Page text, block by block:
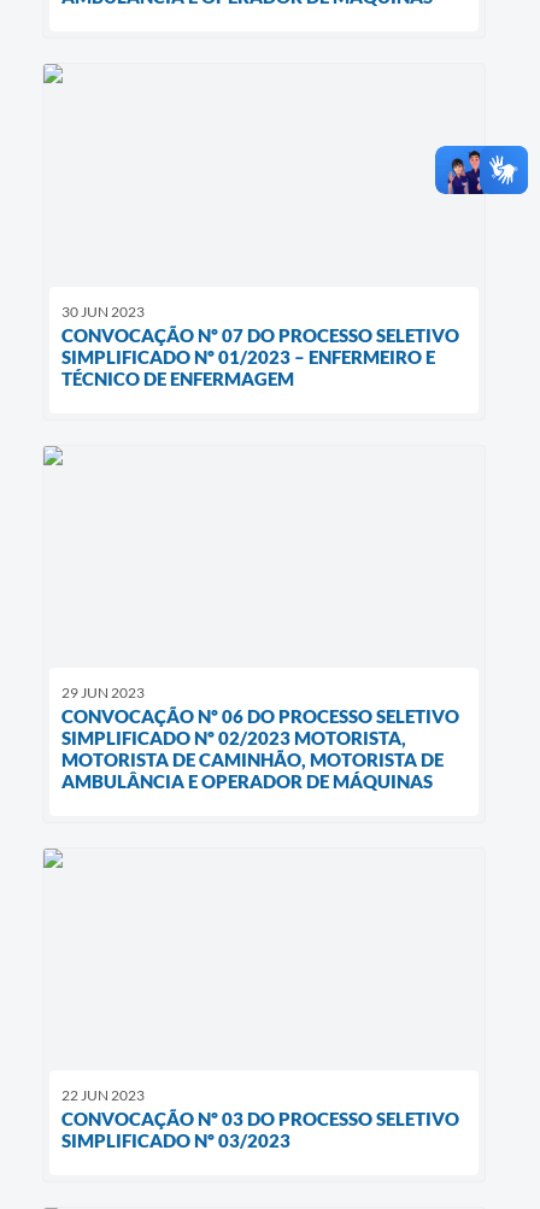
30 JUN 2023
CONVOCAÇÃO Nº 07 DO PROCESSO SELETIVO
SIMPLIFICADO Nº 01/2023 – ENFERMEIRO E
TÉCNICO DE ENFERMAGEM
29 JUN 2023
CONVOCAÇÃO Nº 06 DO PROCESSO SELETIVO
SIMPLIFICADO Nº 02/2023 MOTORISTA,
MOTORISTA DE CAMINHÃO, MOTORISTA DE
AMBULÂNCIA E OPERADOR DE MÁQUINAS
22 JUN 2023
CONVOCAÇÃO Nº 03 DO PROCESSO SELETIVO
SIMPLIFICADO Nº 03/2023